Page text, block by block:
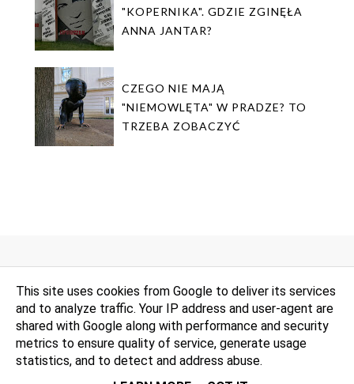
"KOPERNIKA". GDZIE ZGINĘŁA
ANNA JANTAR?
CZEGO NIE MAJĄ
"NIEMOWLĘTA" W PRADZE? TO
TRZEBA ZOBACZYĆ
© wycieczka za dychę. Wszelkie prawa zastrzeżone. Wsparcie
This site uses cookies from Google to deliver its services
and to analyze traffic. Your IP address and user-agent are
shared with Google along with performance and security
metrics to ensure quality of service, generate usage
statistics, and to detect and address abuse.